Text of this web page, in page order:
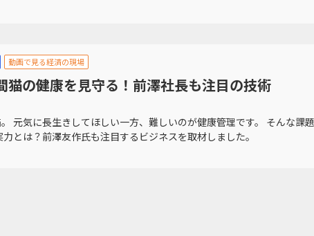
動画で見る経済の現場
猫の健康を見守る！前澤社長も注目の技術
元気に長生きしてほしい一方、難しいのが健康管理です。 そんな課
とは？前澤友作氏も注目するビジネスを取材しました。